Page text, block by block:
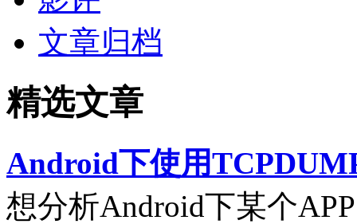
文章归档
精选文章
Android下使用
想分析Android下某个